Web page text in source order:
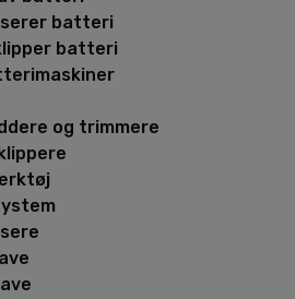
batteri
batteri
og trimmere